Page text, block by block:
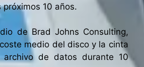
10 años.
de Brad Johns Consulting,
medio del disco y la cinta
de datos durante 10